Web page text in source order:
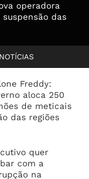
Freddy:
aloca 250
de meticais
das regiões
quer
com a
na
operadora
das
pede ao
do caminho” e